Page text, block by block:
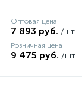
Оптовая цена
7 893 руб. /шт
Розничная цена
9 475 руб. /шт